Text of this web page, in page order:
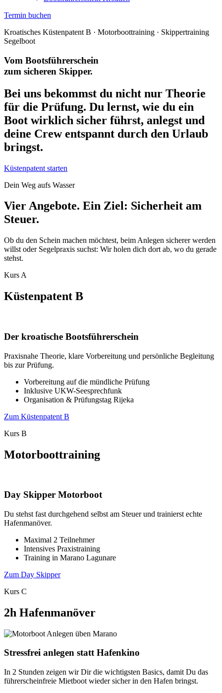
Termin buchen
Kroatisches Küstenpatent B · Motorboottraining · Skippertraining
Segelboot
Vom Bootsführerschein
zum sicheren Skipper.
Bei uns bekommst du nicht nur Theorie
für die Prüfung. Du lernst, wie du ein
Boot wirklich sicher führst, anlegst und
deine Crew entspannt durch den Urlaub
bringst.
Küstenpatent starten
Dein Weg aufs Wasser
Vier Angebote. Ein Ziel: Sicherheit am
Steuer.
Ob du den Schein machen möchtest, beim Anlegen sicherer werden
willst oder Segelpraxis suchst: Wir holen dich dort ab, wo du gerade
stehst.
Kurs A
Küstenpatent B
Der kroatische Bootsführerschein
Praxisnahe Theorie, klare Vorbereitung und persönliche Begleitung
bis zur Prüfung.
Vorbereitung auf die mündliche Prüfung
Inklusive UKW-Seesprechfunk
Organisation & Prüfungstag Rijeka
Zum Küstenpatent B
Kurs B
Motorboottraining
Day Skipper Motorboot
Du stehst fast durchgehend selbst am Steuer und trainierst echte
Hafenmanöver.
Maximal 2 Teilnehmer
Intensives Praxistraining
Training in Marano Lagunare
Zum Day Skipper
Kurs C
2h Hafenmanöver
Stressfrei anlegen statt Hafenkino
In 2 Stunden zeigen wir Dir die wichtigsten Basics, damit Du das
führerscheinfreie Mietboot wieder sicher in den Hafen bringst.